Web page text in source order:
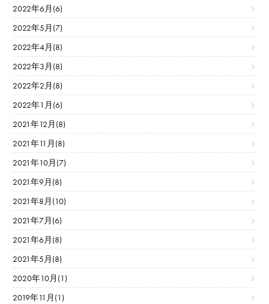
2022年6月(6)
2022年5月(7)
2022年4月(8)
2022年3月(8)
2022年2月(8)
2022年1月(6)
2021年12月(8)
2021年11月(8)
2021年10月(7)
2021年9月(8)
2021年8月(10)
2021年7月(6)
2021年6月(8)
2021年5月(8)
2020年10月(1)
2019年11月(1)